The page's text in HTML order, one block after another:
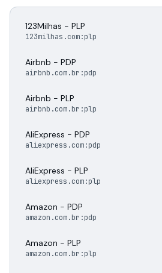
123Milhas - PLP
123milhas.com:plp
Airbnb - PDP
airbnb.com.br:pdp
Airbnb - PLP
airbnb.com.br:plp
AliExpress - PDP
aliexpress.com:pdp
AliExpress - PLP
aliexpress.com:plp
Amazon - PDP
amazon.com.br:pdp
Amazon - PLP
amazon.com.br:plp